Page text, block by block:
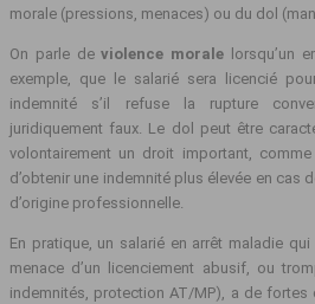
morale (pressions, menaces) ou du dol
On parle deviolence morale lorsqu’un
exemple, que le salarié sera licencié
indemnité s’il refuse la rupture
juridiquement faux. Le dol peut être
volontairement un droit important,
d’obtenir une indemnité plus élevée en cas
d’origine professionnelle.
En pratique, un salarié en arrêt maladie
menace d’un licenciement abusif, ou
indemnités, protection AT/MP), a de fortes